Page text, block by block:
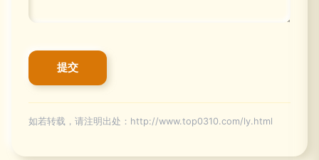
如若转载，请注明出处：http://www.top0310.com/ly.html